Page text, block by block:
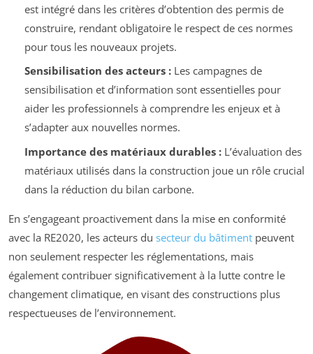
est intégré dans les critères d’obtention des permis de
construire, rendant obligatoire le respect de ces normes
pour tous les nouveaux projets.
Sensibilisation des acteurs :Les campagnes de
sensibilisation et d’information sont essentielles pour
aider les professionnels à comprendre les enjeux et à
s’adapter aux nouvelles normes.
Importance des matériaux durables :L’évaluation des
matériaux utilisés dans la construction joue un rôle crucial
dans la réduction du bilan carbone.
En s’engageant proactivement dans la mise en conformité
avec la RE2020, les acteurs du secteur du bâtiment peuvent
non seulement respecter les réglementations, mais
également contribuer significativement à la lutte contre le
changement climatique, en visant des constructions plus
respectueuses de l’environnement.